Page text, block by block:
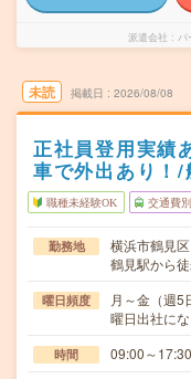
派遣会社 パ
未読 掲載日 2026/08/08
正社員登用実績
車で外出あり！/
職種未経験OK 交通費
勤務地
横浜市鶴見区
鶴見駅から
曜日頻度
月～金（週
曜日出社に
時間 09:00～